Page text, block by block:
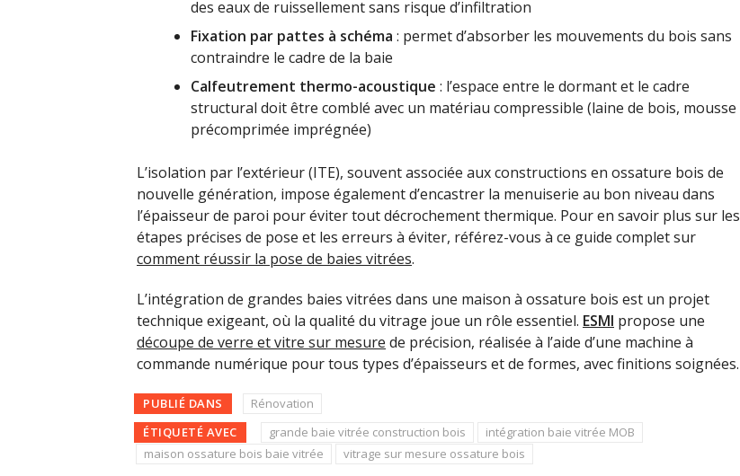
des eaux de ruissellement sans risque d’infiltration
Fixation par pattes à schéma : permet d’absorber les mouvements du bois sans
contraindre le cadre de la baie
Calfeutrement thermo-acoustique : l’espace entre le dormant et le cadre
structural doit être comblé avec un matériau compressible (laine de bois, mousse
précomprimée imprégnée)
L’isolation par l’extérieur (ITE), souvent associée aux constructions en ossature bois de
nouvelle génération, impose également d’encastrer la menuiserie au bon niveau dans
l’épaisseur de paroi pour éviter tout décrochement thermique. Pour en savoir plus sur les
étapes précises de pose et les erreurs à éviter, référez-vous à ce guide complet sur
comment réussir la pose de baies vitrées.
L’intégration de grandes baies vitrées dans une maison à ossature bois est un projet
technique exigeant, où la qualité du vitrage joue un rôle essentiel. ESMI propose une
découpe de verre et vitre sur mesure de précision, réalisée à l’aide d’une machine à
commande numérique pour tous types d’épaisseurs et de formes, avec finitions soignées.
PUBLIÉ DANS
Rénovation
ÉTIQUETÉ AVEC
grande baie vitrée construction bois
intégration baie vitrée MOB
maison ossature bois baie vitrée
vitrage sur mesure ossature bois